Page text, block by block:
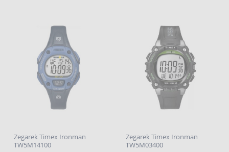
Zegarek Timex Ironman
TW5M14100
Zegarek Timex Ironman
TW5M03400